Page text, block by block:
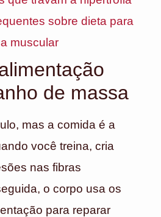
sobre dieta para
muscular
de massa
mas a comida é a
você treina, cria
nas fibras
o corpo usa os
para reparar